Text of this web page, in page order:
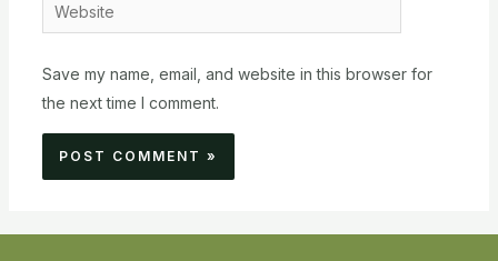
Save my name, email, and website in this browser for
the next time I comment.